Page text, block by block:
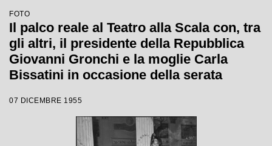
FOTO
Il palco reale al Teatro alla Scala con, tra
gli altri, il presidente della Repubblica
Giovanni Gronchi e la moglie Carla
Bissatini in occasione della serata
1956 con l'opera "Norma" di Vincenzo
Bellini, diretta da Antonino Votto, con la
regia di Margherita Wallmann
07 DICEMBRE 1955